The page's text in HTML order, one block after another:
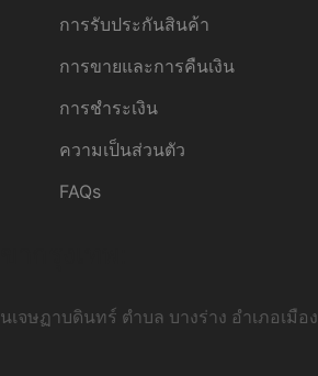
การรับประกันสินค้า
การขายและการคืนเงิน
การชำระเงิน
ความเป็นส่วนตัว
FAQs
จษฏาบดินทร์ ตำบล บางร่าง อำเภอเมือง